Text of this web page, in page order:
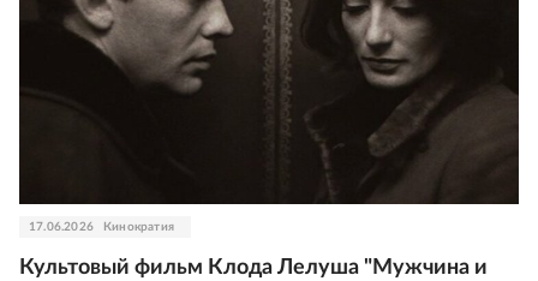
17.06.2026 Кинократия
Культовый фильм Клода Лелуша "Мужчина и